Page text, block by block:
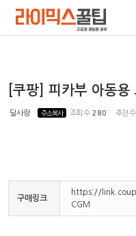
[쿠팡] 피카부 아동
딜사랑 주소복사 조회 수 280 추천 수
구매링크
https://
CGM